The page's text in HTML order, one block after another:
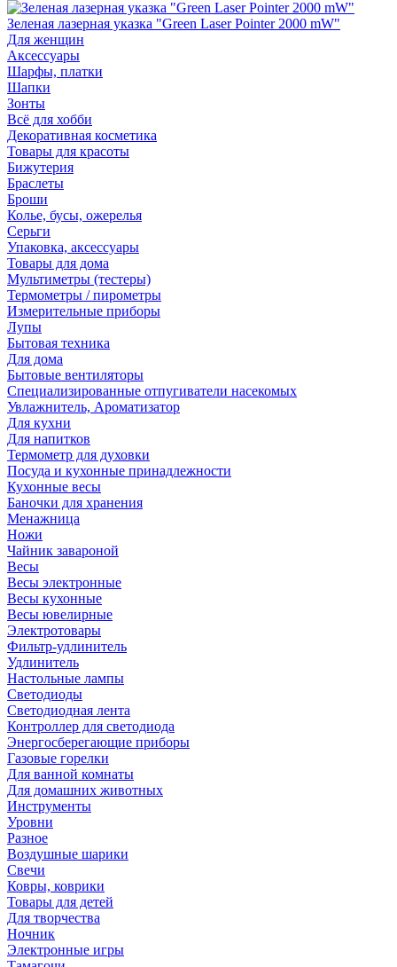
Зеленая лазерная указка "Green Laser Pointer 2000 mW"
Для женщин
Аксессуары
Шарфы, платки
Шапки
Зонты
Всё для хобби
Декоративная косметика
Товары для красоты
Бижутерия
Браслеты
Броши
Колье, бусы, ожерелья
Серьги
Упаковка, аксессуары
Товары для дома
Мультиметры (тестеры)
Термометры / пирометры
Измерительные приборы
Лупы
Бытовая техника
Для дома
Бытовые вентиляторы
Специализированные отпугиватели насекомых
Увлажнитель, Ароматизатор
Для кухни
Для напитков
Термометр для духовки
Посуда и кухонные принадлежности
Кухонные весы
Баночки для хранения
Менажница
Ножи
Чайник завароной
Весы
Весы электронные
Весы кухонные
Весы ювелирные
Электротовары
Фильтр-удлинитель
Удлинитель
Настольные лампы
Светодиоды
Светодиодная лента
Контроллер для светодиода
Энергосберегающие приборы
Газовые горелки
Для ванной комнаты
Для домашних животных
Инструменты
Уровни
Разное
Воздушные шарики
Свечи
Ковры, коврики
Товары для детей
Для творчества
Ночник
Электронные игры